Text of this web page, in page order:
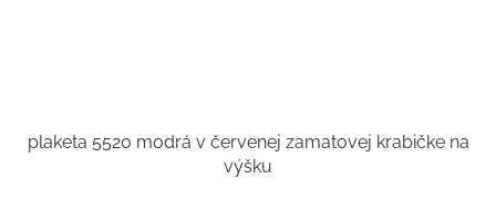
plaketa 5520 modrá v červenej zamatovej krabičke na
výšku